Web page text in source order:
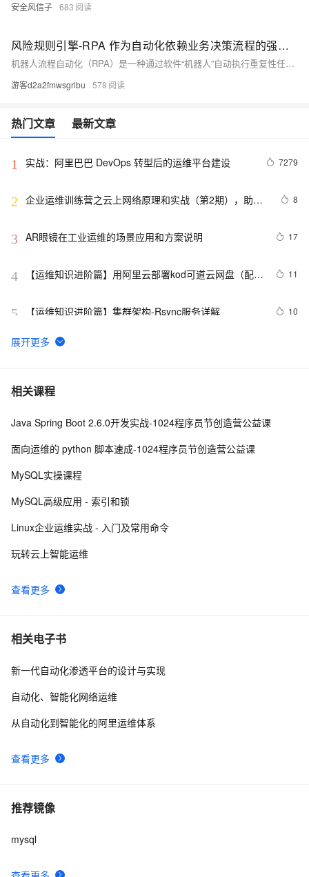
安全风信子 683
风险规则引擎-RPA 作为自动化依赖业务决策流程的强大工具
机器人流程自动化（RPA）是一种通过软件“机器人”自动执行重复性任务的技术，能大幅提升工作效率。它适用于财务、电商等领域的标准化流程，如账单处理和退货管理。然而，RPA在复杂决策场景中存在局限，需结合决策模型（DMN）和业务规则管理系统（BRMS）实现流程与决策的协同自动化，从而增强灵活性与业务价值。
游客d2a2fmwsgrlbu 578
热门文章 最新文章
1 实战：阿里巴巴 DevOps 转型后的运维平台建设 7279
2 企业运维训练营之云上网络原理和实战（第2期），助力
8
3 AR眼镜在工业运维的场景应用和方案说明 17
4
【运维知识进阶篇】用阿里云部署kod可道云网盘（配置
11
5 【运维知识进阶篇】集群架构-Rsync服务详解 10
6 技术应用：Nginx运维优化最佳实践（二）
7 20170705L07-09-03老男孩linux运维实战培训-Sersync
8 精彩演绎shell脚本  | 《运维周刊》（02期）
10《Spring Boot开发:从0到1》第10章 Spring Boot应用部
相关课程
查看更多
Java Spring Boot 2.6.0开发实战-1024程序员节创造营公益课
面向运维的 python 脚本速成-1024程序员节创造营公益课
MySQL实操课程
MySQL高级应用 - 索引和锁
Linux企业运维实战 - 入门及常用命令
玩转云上智能运维
相关电子书
查看更多
新一代自动化渗透平台的设计与实现
自动化、智能化网络运维
从自动化到智能化的阿里运维体系
推荐镜像
mysql